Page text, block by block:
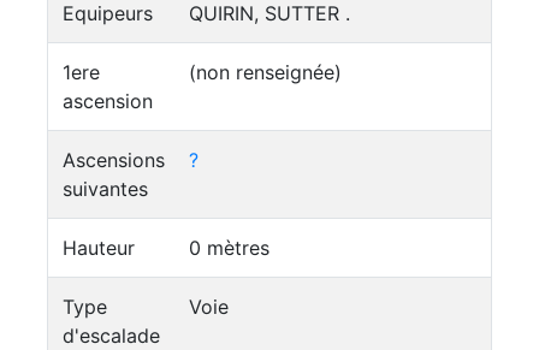
Equipeurs QUIRIN, SUTTER .
1ere
ascension
(non renseignée)
Ascensions
suivantes
?
Hauteur 0 mètres
Type
d'escalade
Voie